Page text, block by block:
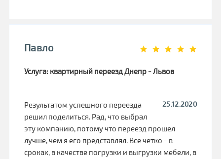
Павло
Услуга: квартирный переезд Днепр - Львов
25.12.2020
Результатом успешного переезда
решил поделиться. Рад, что выбрал
эту компанию, потому что переезд прошел
лучше, чем я его представлял. Все четко - в
сроках, в качестве погрузки и выгрузки мебели, в